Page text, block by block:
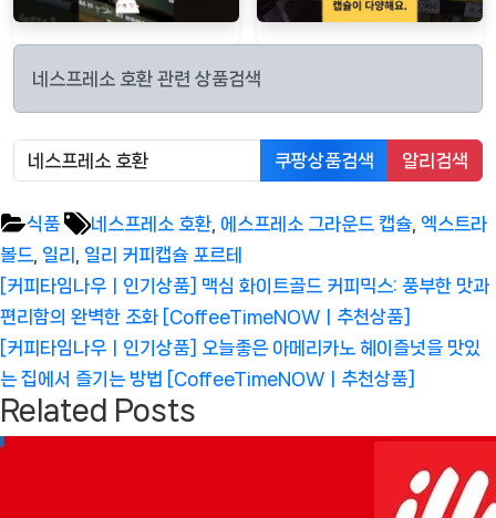
네스프레소 호환 관련 상품검색
쿠팡상품검색 알리검색
식품 Tags:
네스프레소 호환 에스프레소 그라운드 캡슐 엑스트라
볼드
일리 일리 커피캡슐 포르테
글
탐
색
Previous
Post:
[커피타임나우ㅣ인기상품] 맥심 화이트골드 커피믹스: 풍부한 맛과
편리함의 완벽한 조화 [CoffeeTimeNOWㅣ추천상품]
Next
Post:
[커피타임나우ㅣ인기상품] 오늘좋은 아메리카노 헤이즐넛을 맛있
는 집에서 즐기는 방법 [CoffeeTimeNOWㅣ추천상품]
Related Posts